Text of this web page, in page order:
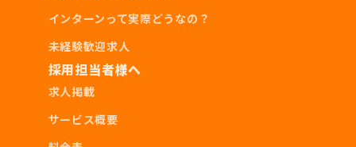
インターンって実際どうなの？
未経験歓迎求人
採用担当者様へ
求人掲載
サービス概要